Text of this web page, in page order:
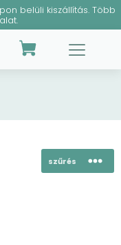
belüli kiszállítás. Több
szűrés